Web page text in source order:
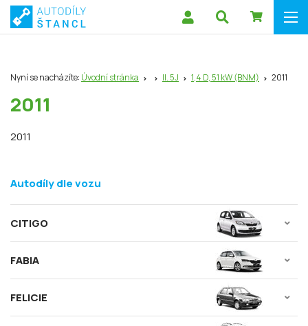
Nyní se nacházíte: Úvodní stránka II. 5J 1,4 D, 51 kW (BNM) 2011
2011
2011
Autodíly dle vozu
CITIGO
FABIA
FELICIE